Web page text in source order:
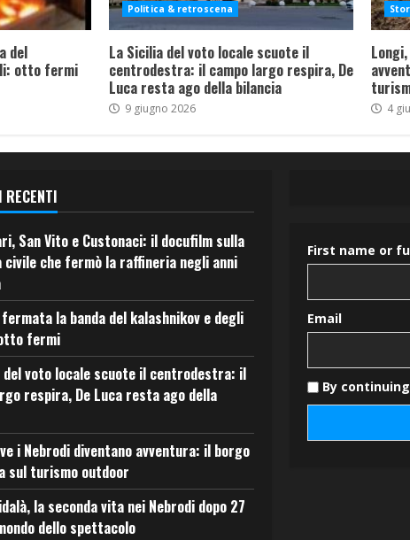
del
otto fermi
Politica & retroscena
La Sicilia del voto locale scuote il
centrodestra: il campo largo respira, De
Luca resta ago della bilancia
9 giugno 2026 4
San Vito e Custonaci: il docufilm sulla
che fermò la raffineria negli anni
la banda del kalashnikov e degli
fermi
del voto locale scuote il centrodestra: il
respira, De Luca resta ago della
i Nebrodi diventano avventura: il borgo
sul turismo outdoor
la seconda vita nei Nebrodi dopo 27
dello spettacolo
First name or
Email
By